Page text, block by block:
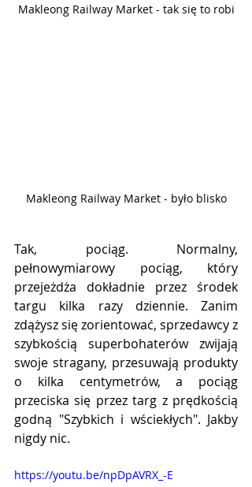
Makleong Railway Market - tak się to robi
Makleong Railway Market - było blisko
Tak, pociąg. Normalny,
pełnowymiarowy pociąg, który
przejeżdża dokładnie przez środek
targu kilka razy dziennie. Zanim
zdążysz się zorientować, sprzedawcy z
szybkością superbohaterów zwijają
swoje stragany, przesuwają produkty
o kilka centymetrów, a pociąg
przeciska się przez targ z prędkością
godną "Szybkich i wściekłych". Jakby
nigdy nic.
https://youtu.be/npDpAVRX_-E